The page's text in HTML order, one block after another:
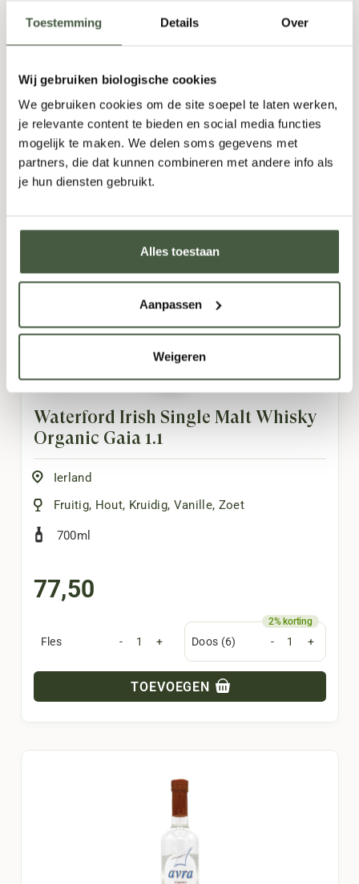
Toestemming Details Over
Wij gebruiken biologische cookies
We gebruiken cookies om de site soepel te laten werken,
je relevante content te bieden en social media functies
mogelijk te maken. We delen soms gegevens met
partners, die dat kunnen combineren met andere info als
je hun diensten gebruikt.
Alles toestaan
Aanpassen
Weigeren
19,95
Fles - + Doos (6)
TOEVOEGEN
Waterford Irish Single Malt Whisky
Organic Gaia 1.1
Ierland
Fruitig, Hout, Kruidig, Vanille, Zoet
700ml
77,50
Fles - + Doos (6) - +
TOEVOEGEN